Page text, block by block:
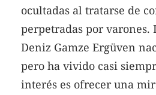
ocultadas al tratarse de
perpetradas por varones.
Deniz Gamze Ergüven
pero ha vivido casi
interés es ofrecer una